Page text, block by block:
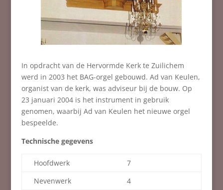
In opdracht van de Hervormde Kerk te Zuilichem
werd in 2003 het BAG-orgel gebouwd. Ad van Keulen,
organist van de kerk, was adviseur bij de bouw. Op
23 januari 2004 is het instrument in gebruik
genomen, waarbij Ad van Keulen het nieuwe orgel
bespeelde.
Technische gegevens
Hoofdwerk
7
Nevenwerk
4